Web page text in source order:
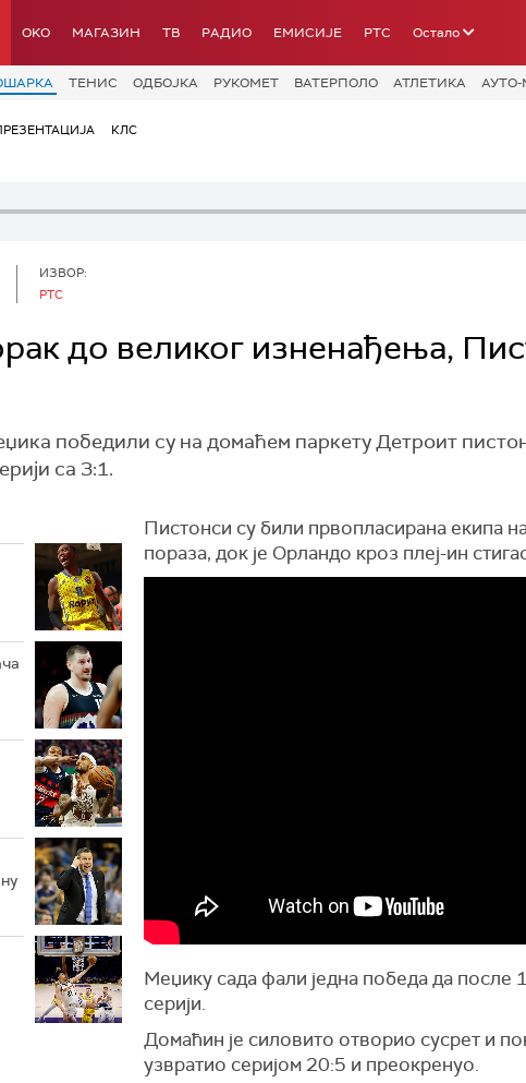
OKO МАГАЗИН ТВ РАДИО ЕМИСИЈЕ РТС Остало
ТЕНИС ОДБОЈКА РУКОМЕТ ВАТЕРПОЛО АТЛЕТИКА
КЛС
ИЗВОР:
РТС
до великог изненађења,
победили су на домаћем паркету Детроит
са 3:1.
Пистонси су били првопласирана екипа
пораза, док је Орландо кроз плеј-ин
Меџику сада фали једна победа да после
серији.
Домаћин је силовито отворио сусрет и
узвратио серијом 20:5 и преокренуо.